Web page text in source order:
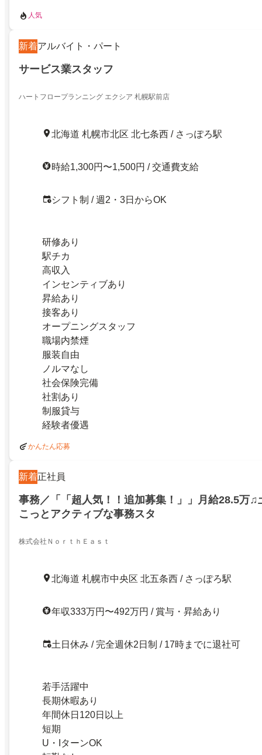
人気
新着アルバイト・パート
サービス業スタッフ
ハートフロープランニング エクシア 札幌駅前店
北海道 札幌市北区 北七条西 / さっぽろ駅
時給1,300円〜1,500円 / 交通費支給
シフト制 / 週2・3日からOK
研修あり
駅チカ
高収入
インセンティブあり
昇給あり
接客あり
オープニングスタッフ
職場内禁煙
服装自由
ノルマなし
社会保険完備
社割あり
制服貸与
経験者優遇
かんたん応募
新着正社員
事務／「「超人気！！追加募集！」」月給28.5万♫
こっとアクティブな事務スタ
株式会社ＮｏｒｔｈＥａｓｔ
北海道 札幌市中央区 北五条西 / さっぽろ駅
年収333万円〜492万円 / 賞与・昇給あり
土日休み / 完全週休2日制 / 17時までに退社可
若手活躍中
長期休暇あり
年間休日120日以上
短期
U・IターンOK